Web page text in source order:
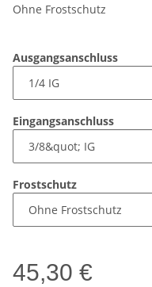
Ohne Frostschutz
Ausgangsanschluss
Eingangsanschluss
Frostschutz
45,30 €